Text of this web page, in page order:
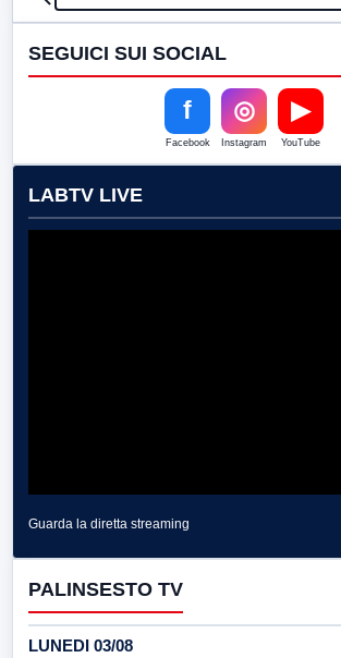
SEGUICI SUI SOCIAL
f
Facebook
◎
Instagram
▶
YouTube
LABTV LIVE
Guarda la diretta streaming
PALINSESTO TV
LUNEDI 03/08